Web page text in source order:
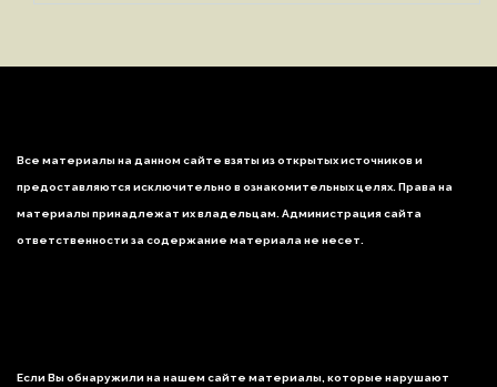
Все материалы на данном сайте взяты из открытых источников и
предоставляются исключительно в ознакомительных целях. Права на
материалы принадлежат их владельцам. Администрация сайта
ответственности за содержание материала не несет.
Если Вы обнаружили на нашем сайте материалы, которые нарушают